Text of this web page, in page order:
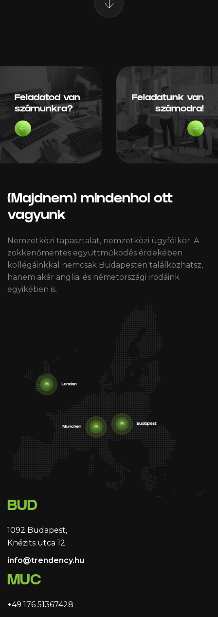
Feladatod van
számunkra?
Feladatunk van
számodra!
(Majdnem) mindenhol ott
vagyunk
Nemzetközi tapasztalat, nemzetközi ügyfélkör. A
zökkenőmentes együttműködés érdekében
kollégáinkkal nemcsak Budapesten találkozhatsz,
hanem akár angliai és németországi irodáink
egyikében is.
BUD
1092 Budapest,
Knézits utca 12.
info@trendency.hu
MUC
+49 176 51367428